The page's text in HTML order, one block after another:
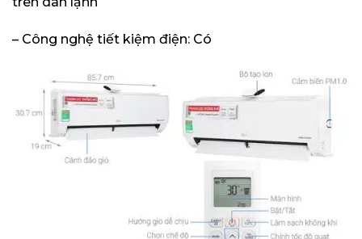
– Công nghệ tiết kiệm điện: Có